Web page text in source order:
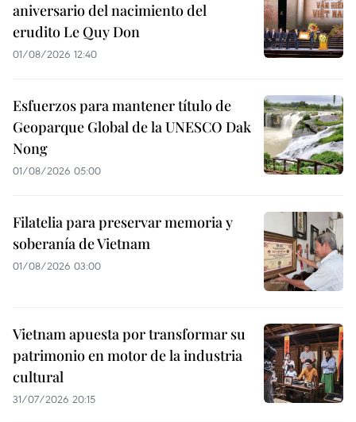
aniversario del nacimiento del
erudito Le Quy Don
01/08/2026 12:40
Esfuerzos para mantener título de
Geoparque Global de la UNESCO Dak
Nong
01/08/2026 05:00
Filatelia para preservar memoria y
soberanía de Vietnam
01/08/2026 03:00
Vietnam apuesta por transformar su
patrimonio en motor de la industria
cultural
31/07/2026 20:15